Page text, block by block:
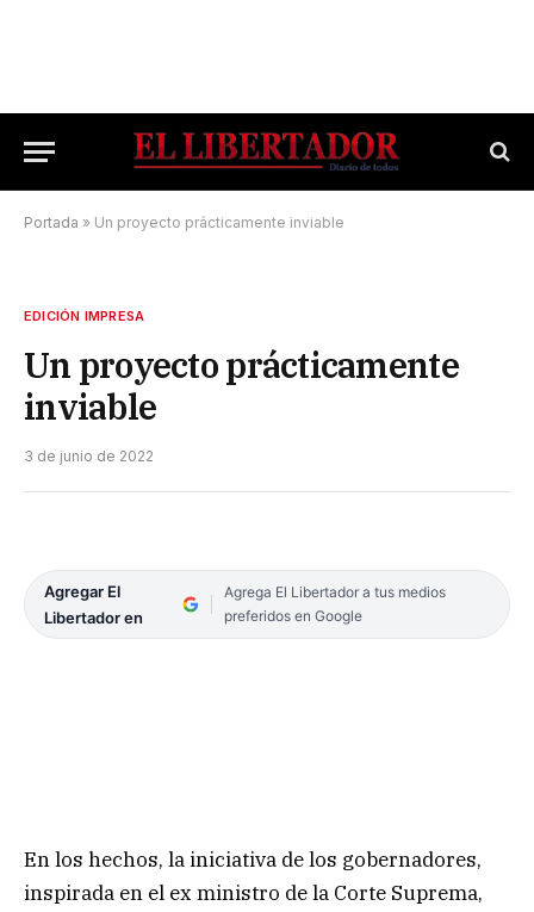
Portada » Un proyecto prácticamente inviable
EDICIÓN IMPRESA
Un proyecto prácticamente
inviable
3 de junio de 2022
Agregar El
Libertador en
Agrega El Libertador a tus medios
preferidos en Google
En los hechos, la iniciativa de los gobernadores,
inspirada en el ex ministro de la Corte Suprema,